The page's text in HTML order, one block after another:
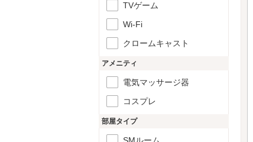
TVゲーム
Wi-Fi
クロームキャスト
アメニティ
電気マッサージ器
コスプレ
部屋タイプ